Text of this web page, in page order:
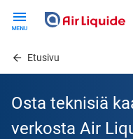
contentEtusivu
Osta teknisiä
verkosta Air